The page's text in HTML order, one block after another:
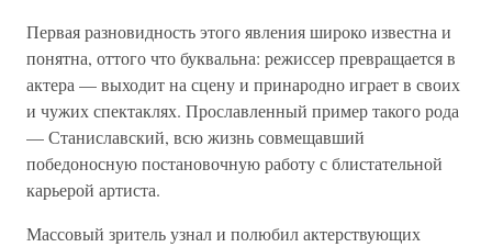
Первая разновидность этого явления широко известна и
понятна, оттого что буквальна: режиссер превращается в
актера — выходит на сцену и принародно играет в своих
и чужих спектаклях. Прославленный пример такого рода
— Станиславский, всю жизнь совмещавший
победоносную постановочную работу с блистательной
карьерой артиста.
Массовый зритель узнал и полюбил актерствующих